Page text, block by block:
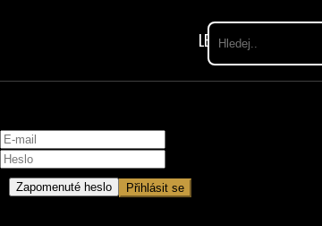
LETNÍ SLEVY
Zapomenuté heslo Přihlásit se